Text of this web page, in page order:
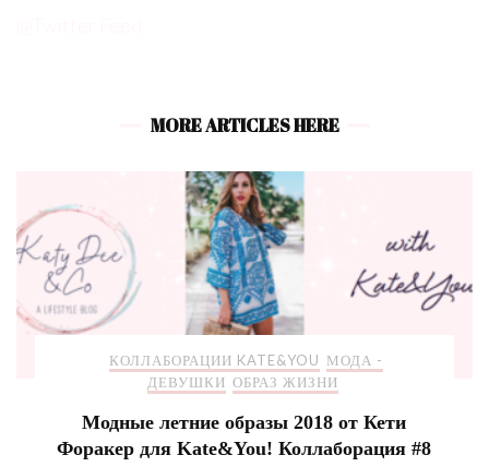
MORE ARTICLES HERE
КОЛЛАБОРАЦИИ KATE&YOU МОДА -
ДЕВУШКИ ОБРАЗ ЖИЗНИ
Модные летние образы 2018 от Кети
Форакер для Kate&You! Коллаборация #8